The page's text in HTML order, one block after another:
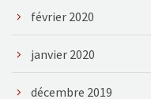
février 2020
janvier 2020
décembre 2019